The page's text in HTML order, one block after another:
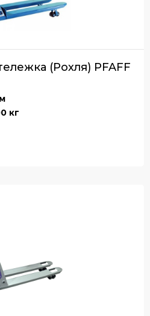
(Рохля) PFAFF
кг